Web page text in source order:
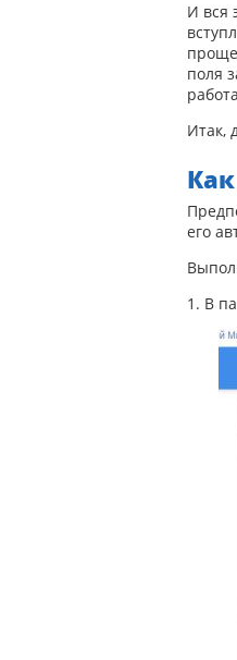
И вся
проще
поля
Итак,
его
1. В